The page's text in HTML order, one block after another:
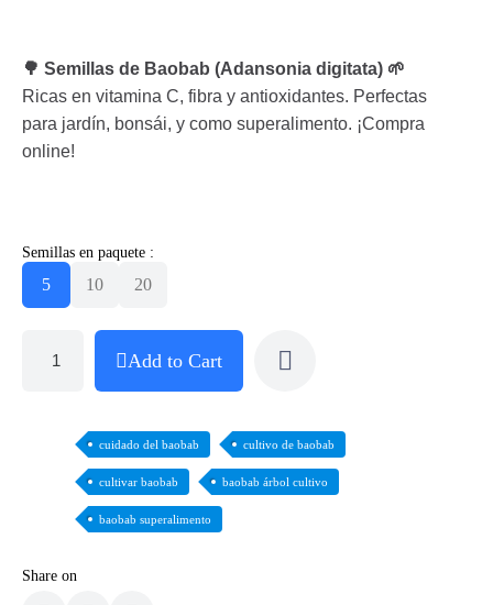
🌳 Semillas de Baobab (Adansonia digitata) 🌱
Ricas en vitamina C, fibra y antioxidantes. Perfectas
para jardín, bonsái, y como superalimento. ¡Compra
online!
Semillas en paquete :
5 10 20
Add to Cart
cuidado del baobab cultivo de baobab
cultivar baobab baobab árbol cultivo
baobab superalimento
Share on